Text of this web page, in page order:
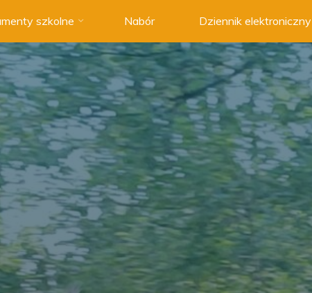
szkolne Nabór Dziennik elektroniczny